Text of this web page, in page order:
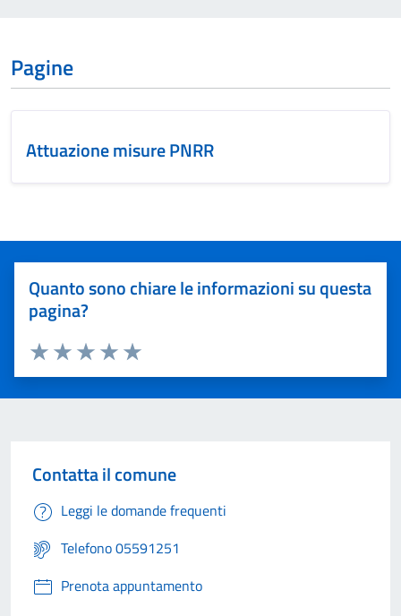
Pagine
Attuazione misure PNRR
Quanto sono chiare le informazioni su questa
pagina?
Valuta 5 stelle su 5
Valuta 4 stelle su 5
Valuta 3 stelle su 5
Valuta 2 stelle su 5
Valuta 1 stelle su 5
Contatta il comune
Leggi le domande frequenti
Telefono 05591251
Prenota appuntamento